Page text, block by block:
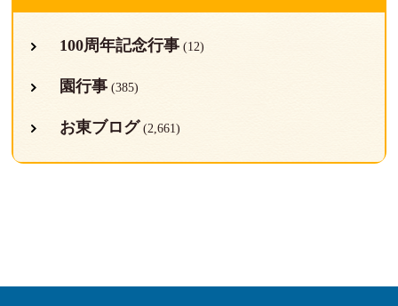
100周年記念行事(12)
園行事(385)
お東ブログ (2,661)